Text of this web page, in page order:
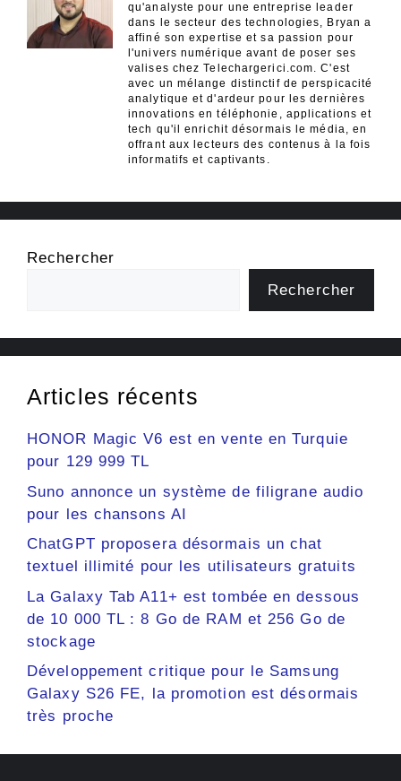
qu'analyste pour une entreprise leader
dans le secteur des technologies, Bryan a
affiné son expertise et sa passion pour
l'univers numérique avant de poser ses
valises chez Telechargerici.com. C'est
avec un mélange distinctif de perspicacité
analytique et d'ardeur pour les dernières
innovations en téléphonie, applications et
tech qu'il enrichit désormais le média, en
offrant aux lecteurs des contenus à la fois
informatifs et captivants.
Rechercher
Rechercher
Articles récents
HONOR Magic V6 est en vente en Turquie
pour 129 999 TL
Suno annonce un système de filigrane audio
pour les chansons AI
ChatGPT proposera désormais un chat
textuel illimité pour les utilisateurs gratuits
La Galaxy Tab A11+ est tombée en dessous
de 10 000 TL : 8 Go de RAM et 256 Go de
stockage
Développement critique pour le Samsung
Galaxy S26 FE, la promotion est désormais
très proche